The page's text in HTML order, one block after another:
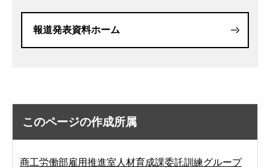
報道発表資料ホーム
このページの作成所属
商工労働部雇用推進室人材育成課委託訓練グループ